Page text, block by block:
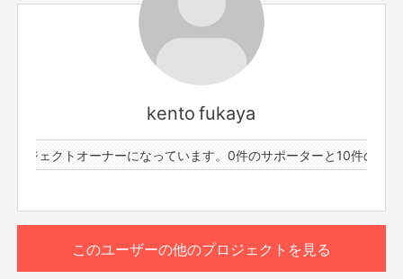
kento fukaya
ェクトオーナーになっています。0件のサポーターと10件のプロジ
サポーター数 お届け予定日
2024年2月
ZiDolメンバー＋kento fukayaのアクリルスタンド全6種コ
るよう郵送いたします。
高さ：約70mm
台座：30mm×30mm（共通）
■購入期限
2024/2/29(木)23:59まで
■郵送予定日
このユーザーの他のプロジェクトを見る